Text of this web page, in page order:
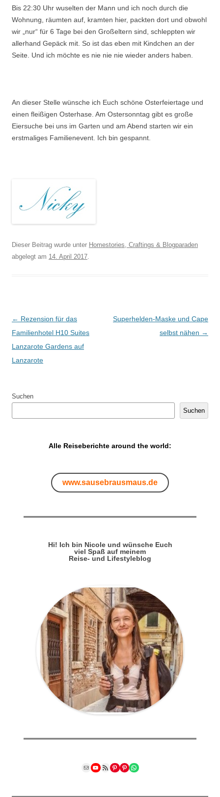
Bis 22:30 Uhr wuselten der Mann und ich noch durch die
Wohnung, räumten auf, kramten hier, packten dort und obwohl
wir „nur“ für 6 Tage bei den Großeltern sind, schleppten wir
allerhand Gepäck mit. So ist das eben mit Kindchen an der
Seite. Und ich möchte es nie nie nie wieder anders haben.
An dieser Stelle wünsche ich Euch schöne Osterfeiertage und
einen fleißigen Osterhase. Am Ostersonntag gibt es große
Eiersuche bei uns im Garten und am Abend starten wir ein
erstmaliges Familienevent. Ich bin gespannt.
Dieser Beitrag wurde unter Homestories, Craftings & Blogparaden
abgelegt am 14. April 2017
Artikel-Navigation
← Rezension für das
Familienhotel H10 Suites
Lanzarote Gardens auf
Lanzarote
Superhelden-Maske und Cape
selbst nähen →
Suchen
Suchen
Alle Reiseberichte around the world:
www.sausebrausmaus.de
Hi! Ich bin Nicole und wünsche Euch
viel Spaß auf meinem
Reise- und Lifestyleblog
MailYouTube
RSS FeedPinterest
Pinterest
WhatsApp